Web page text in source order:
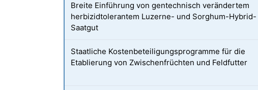
Breite Einführung von gentechnisch verändertem
herbizidtolerantem Luzerne- und Sorghum-Hybrid-
Saatgut
Staatliche Kostenbeteiligungsprogramme für die
Etablierung von Zwischenfrüchten und Feldfutter